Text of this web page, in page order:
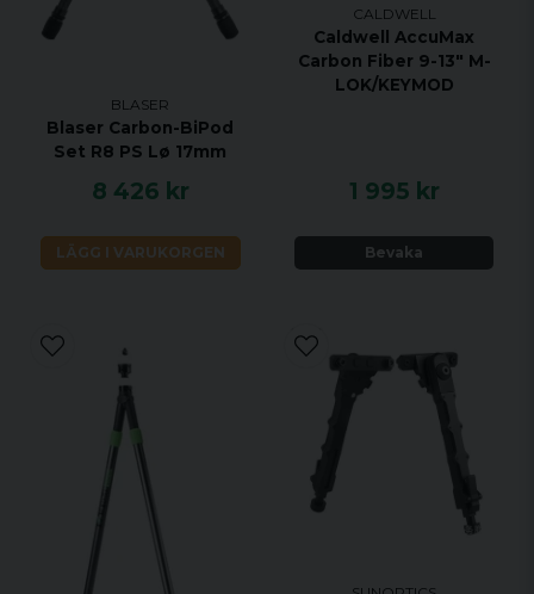
BLASER
Blaser Carbon-BiPod
Set R8 PS Lø 17mm
8 426 kr
LÄGG I VARUKORGEN
CALDWELL
Caldwell AccuMax
Carbon Fiber 9-13" M-
LOK/KEYMOD
1 995 kr
Bevaka